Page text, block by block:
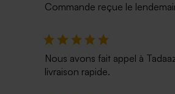
Commande reçue le
Nous avons fait appel à
livraison rapide.